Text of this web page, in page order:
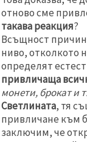
отново сме
такава реакция?
Всъщност
ниво, отколкото
определят
привличаща
монети, брокат и
Светлината, тя
привличане към
заключим, че